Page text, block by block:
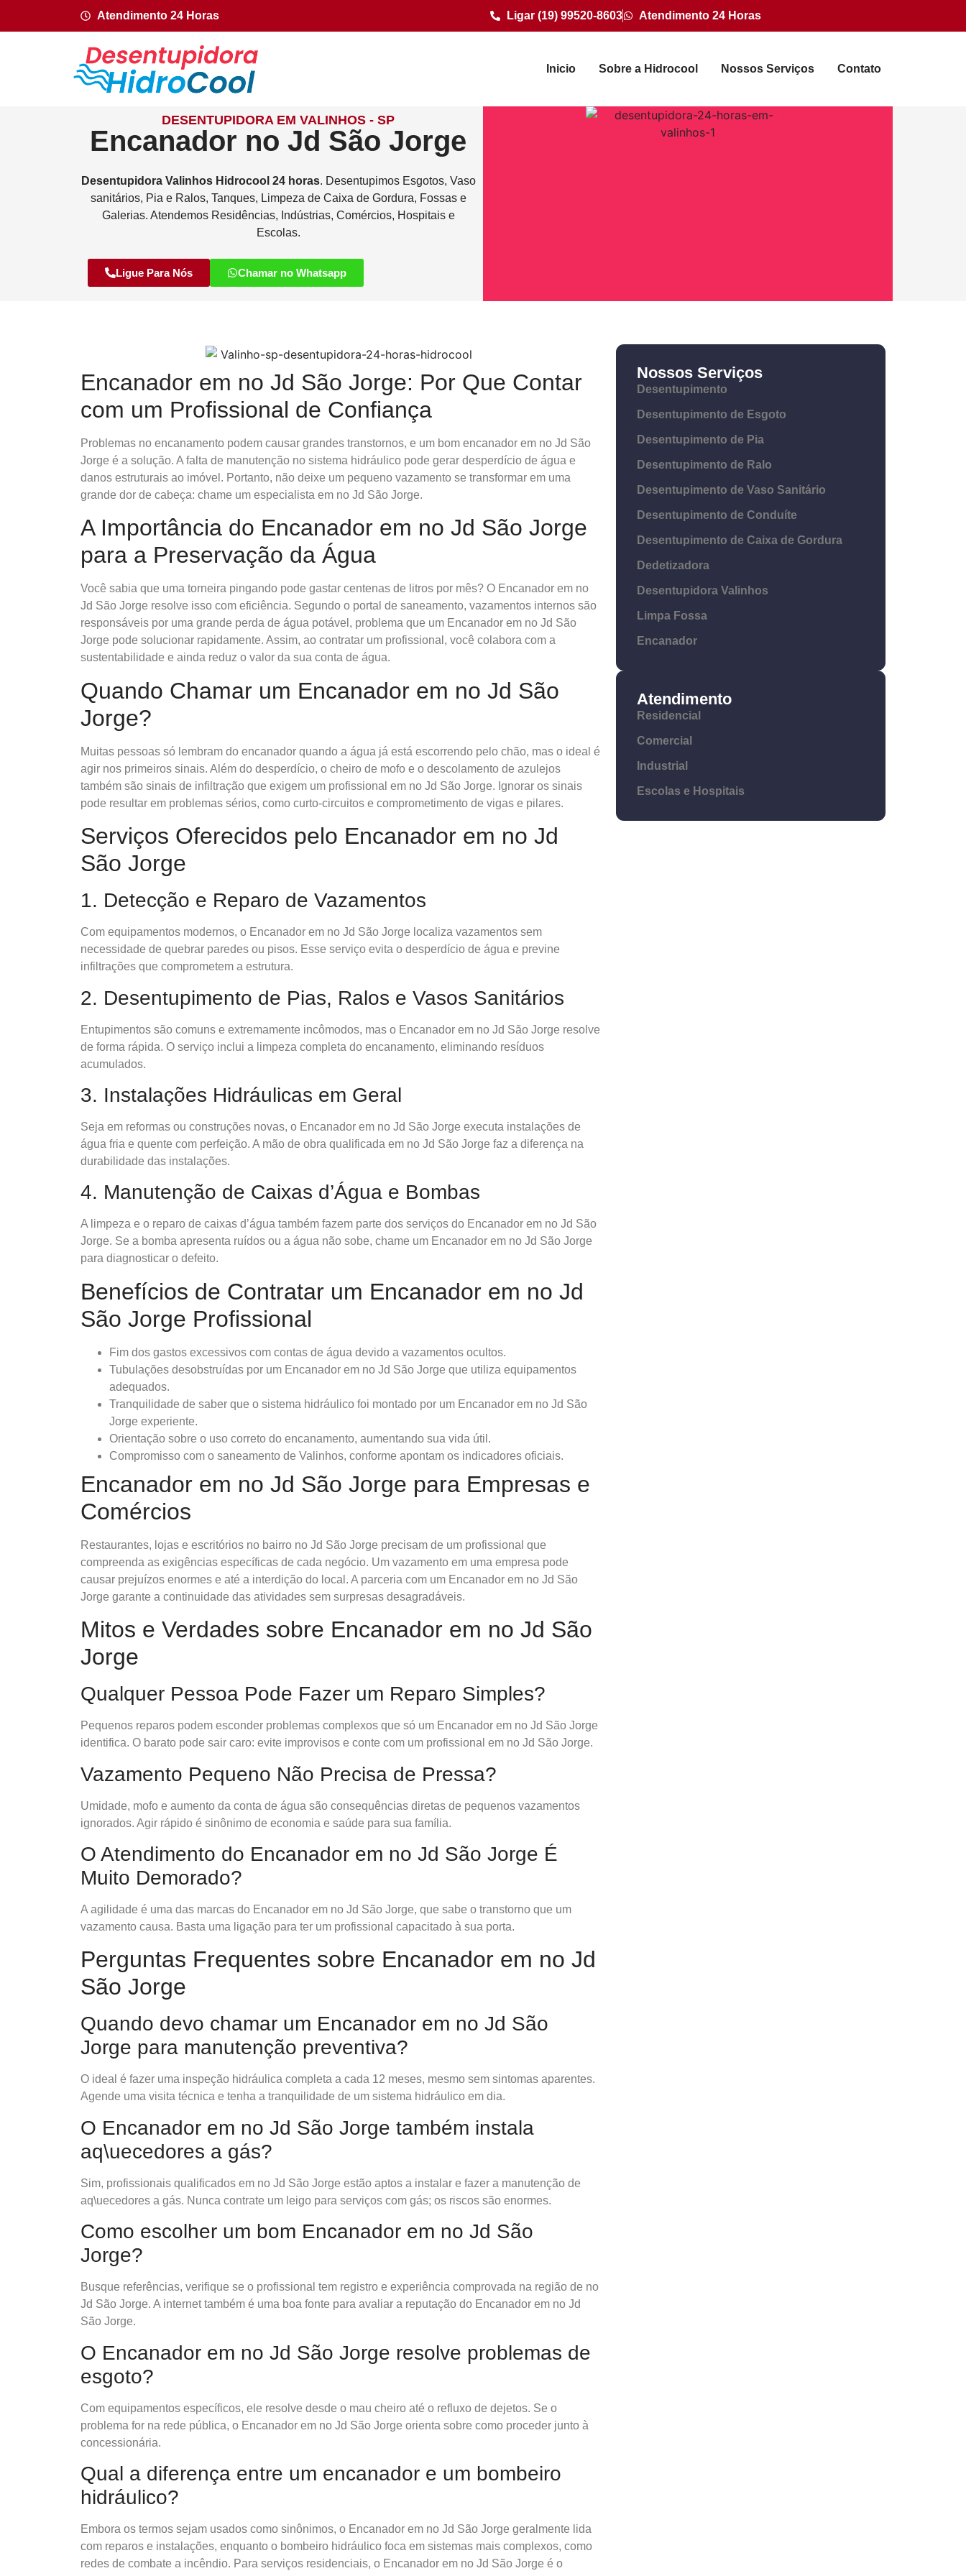
Atendimento 24 Horas Ligar (19) 99520-8603 Atendimento 24 Horas
Inicio Sobre a Hidrocool Nossos Serviços Contato
DESENTUPIDORA EM VALINHOS - SP
Encanador no Jd São Jorge
Desentupidora Valinhos Hidrocool 24 horas. Desentupimos Esgotos, Vaso
sanitários, Pia e Ralos, Tanques, Limpeza de Caixa de Gordura, Fossas e
Galerias. Atendemos Residências, Indústrias, Comércios, Hospitais e
Escolas.
Ligue Para Nós Chamar no Whatsapp
Encanador em no Jd São Jorge: Por Que Contar
com um Profissional de Confiança
Problemas no encanamento podem causar grandes transtornos, e um bom encanador em no Jd São
Jorge é a solução. A falta de manutenção no sistema hidráulico pode gerar desperdício de água e
danos estruturais ao imóvel. Portanto, não deixe um pequeno vazamento se transformar em uma
grande dor de cabeça: chame um especialista em no Jd São Jorge.
A Importância do Encanador em no Jd São Jorge
para a Preservação da Água
Você sabia que uma torneira pingando pode gastar centenas de litros por mês? O Encanador em no
Jd São Jorge resolve isso com eficiência. Segundo o portal de saneamento, vazamentos internos são
responsáveis por uma grande perda de água potável, problema que um Encanador em no Jd São
Jorge pode solucionar rapidamente. Assim, ao contratar um profissional, você colabora com a
sustentabilidade e ainda reduz o valor da sua conta de água.
Quando Chamar um Encanador em no Jd São
Jorge?
Muitas pessoas só lembram do encanador quando a água já está escorrendo pelo chão, mas o ideal é
agir nos primeiros sinais. Além do desperdício, o cheiro de mofo e o descolamento de azulejos
também são sinais de infiltração que exigem um profissional em no Jd São Jorge. Ignorar os sinais
pode resultar em problemas sérios, como curto-circuitos e comprometimento de vigas e pilares.
Serviços Oferecidos pelo Encanador em no Jd
São Jorge
1. Detecção e Reparo de Vazamentos
Com equipamentos modernos, o Encanador em no Jd São Jorge localiza vazamentos sem
necessidade de quebrar paredes ou pisos. Esse serviço evita o desperdício de água e previne
infiltrações que comprometem a estrutura.
2. Desentupimento de Pias, Ralos e Vasos Sanitários
Entupimentos são comuns e extremamente incômodos, mas o Encanador em no Jd São Jorge resolve
de forma rápida. O serviço inclui a limpeza completa do encanamento, eliminando resíduos
acumulados.
3. Instalações Hidráulicas em Geral
Seja em reformas ou construções novas, o Encanador em no Jd São Jorge executa instalações de
água fria e quente com perfeição. A mão de obra qualificada em no Jd São Jorge faz a diferença na
durabilidade das instalações.
4. Manutenção de Caixas d’Água e Bombas
A limpeza e o reparo de caixas d’água também fazem parte dos serviços do Encanador em no Jd São
Jorge. Se a bomba apresenta ruídos ou a água não sobe, chame um Encanador em no Jd São Jorge
para diagnosticar o defeito.
Benefícios de Contratar um Encanador em no Jd
São Jorge Profissional
Fim dos gastos excessivos com contas de água devido a vazamentos ocultos.
Tubulações desobstruídas por um Encanador em no Jd São Jorge que utiliza equipamentos
adequados.
Tranquilidade de saber que o sistema hidráulico foi montado por um Encanador em no Jd São
Jorge experiente.
Orientação sobre o uso correto do encanamento, aumentando sua vida útil.
Compromisso com o saneamento de Valinhos, conforme apontam os indicadores oficiais.
Encanador em no Jd São Jorge para Empresas e
Comércios
Restaurantes, lojas e escritórios no bairro no Jd São Jorge precisam de um profissional que
compreenda as exigências específicas de cada negócio. Um vazamento em uma empresa pode
causar prejuízos enormes e até a interdição do local. A parceria com um Encanador em no Jd São
Jorge garante a continuidade das atividades sem surpresas desagradáveis.
Mitos e Verdades sobre Encanador em no Jd São
Jorge
Qualquer Pessoa Pode Fazer um Reparo Simples?
Pequenos reparos podem esconder problemas complexos que só um Encanador em no Jd São Jorge
identifica. O barato pode sair caro: evite improvisos e conte com um profissional em no Jd São Jorge.
Vazamento Pequeno Não Precisa de Pressa?
Umidade, mofo e aumento da conta de água são consequências diretas de pequenos vazamentos
ignorados. Agir rápido é sinônimo de economia e saúde para sua família.
O Atendimento do Encanador em no Jd São Jorge É
Muito Demorado?
A agilidade é uma das marcas do Encanador em no Jd São Jorge, que sabe o transtorno que um
vazamento causa. Basta uma ligação para ter um profissional capacitado à sua porta.
Perguntas Frequentes sobre Encanador em no Jd
São Jorge
Quando devo chamar um Encanador em no Jd São
Jorge para manutenção preventiva?
O ideal é fazer uma inspeção hidráulica completa a cada 12 meses, mesmo sem sintomas aparentes.
Agende uma visita técnica e tenha a tranquilidade de um sistema hidráulico em dia.
O Encanador em no Jd São Jorge também instala
aq\uecedores a gás?
Sim, profissionais qualificados em no Jd São Jorge estão aptos a instalar e fazer a manutenção de
aq\uecedores a gás. Nunca contrate um leigo para serviços com gás; os riscos são enormes.
Como escolher um bom Encanador em no Jd São
Jorge?
Busque referências, verifique se o profissional tem registro e experiência comprovada na região de no
Jd São Jorge. A internet também é uma boa fonte para avaliar a reputação do Encanador em no Jd
São Jorge.
O Encanador em no Jd São Jorge resolve problemas de
esgoto?
Com equipamentos específicos, ele resolve desde o mau cheiro até o refluxo de dejetos. Se o
problema for na rede pública, o Encanador em no Jd São Jorge orienta sobre como proceder junto à
concessionária.
Qual a diferença entre um encanador e um bombeiro
hidráulico?
Embora os termos sejam usados como sinônimos, o Encanador em no Jd São Jorge geralmente lida
com reparos e instalações, enquanto o bombeiro hidráulico foca em sistemas mais complexos, como
redes de combate a incêndio. Para serviços residenciais, o Encanador em no Jd São Jorge é o
Nossos Serviços
Desentupimento
Desentupimento de Esgoto
Desentupimento de Pia
Desentupimento de Ralo
Desentupimento de Vaso Sanitário
Desentupimento de Conduíte
Desentupimento de Caixa de Gordura
Dedetizadora
Desentupidora Valinhos
Limpa Fossa
Encanador
Atendimento
Residencial
Comercial
Industrial
Escolas e Hospitais